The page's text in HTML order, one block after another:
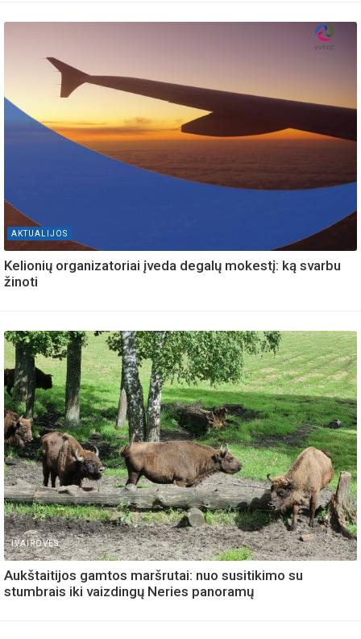
AKTUALIJOS
Kelionių organizatoriai įveda degalų mokestį: ką svarbu
žinoti
IVAIROVES
Aukštaitijos gamtos maršrutai: nuo susitikimo su
stumbrais iki vaizdingų Neries panoramų